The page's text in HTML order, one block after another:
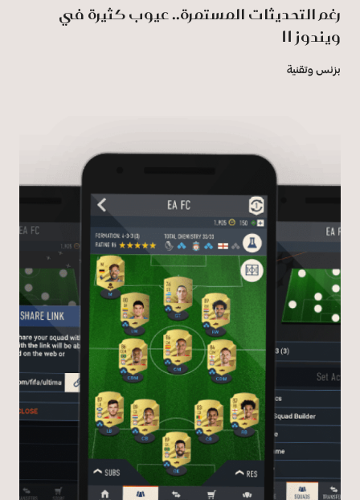
رغم التحديثات المستمرة.. عيوب كثيرة في
ويندوز 11
بزنس وتقنية